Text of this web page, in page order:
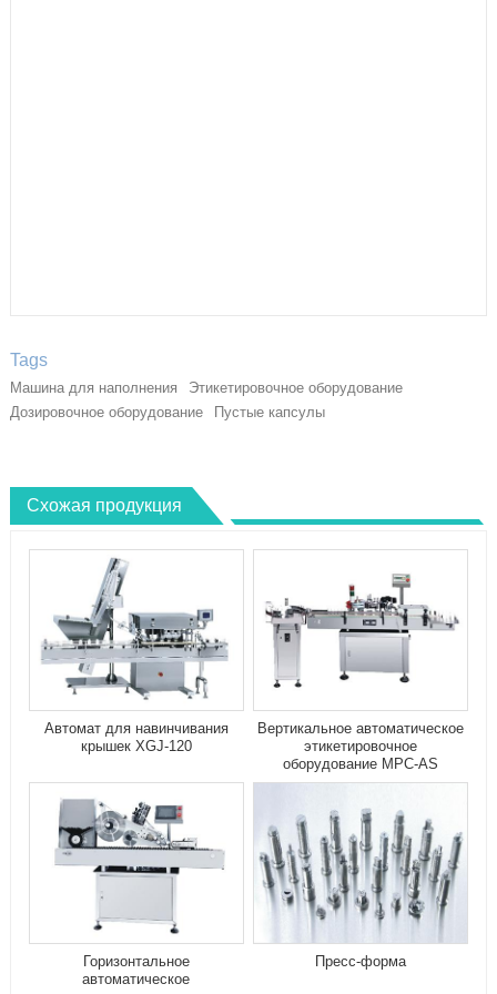
Tags
Машина для наполнения
Этикетировочное оборудование
Дозировочное оборудование
Пустые капсулы
Схожая продукция
Автомат для навинчивания
крышек XGJ-120
Вертикальное автоматическое
этикетировочное
оборудование MPC-AS
Горизонтальное
автоматическое
Пресс-форма